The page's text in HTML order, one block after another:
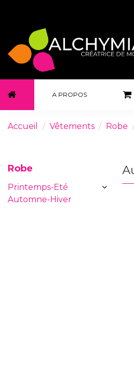
A PROPOS
Accueil Vêtements Robe
Robe
Printemps-Eté
Automne-Hiver